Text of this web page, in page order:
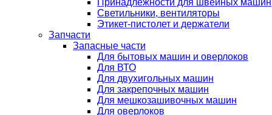
Принадлежности для швейных машин
Светильники, вентиляторы
Этикет-пистолет и держатели
Запчасти
Запасные части
Для бытовых машин и оверлоков
Для ВТО
Для двухигольных машин
Для закрепочных машин
Для мешкозашивочных машин
Для оверлоков